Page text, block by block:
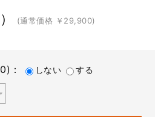
(通常価格 ￥29,900)
： しない する